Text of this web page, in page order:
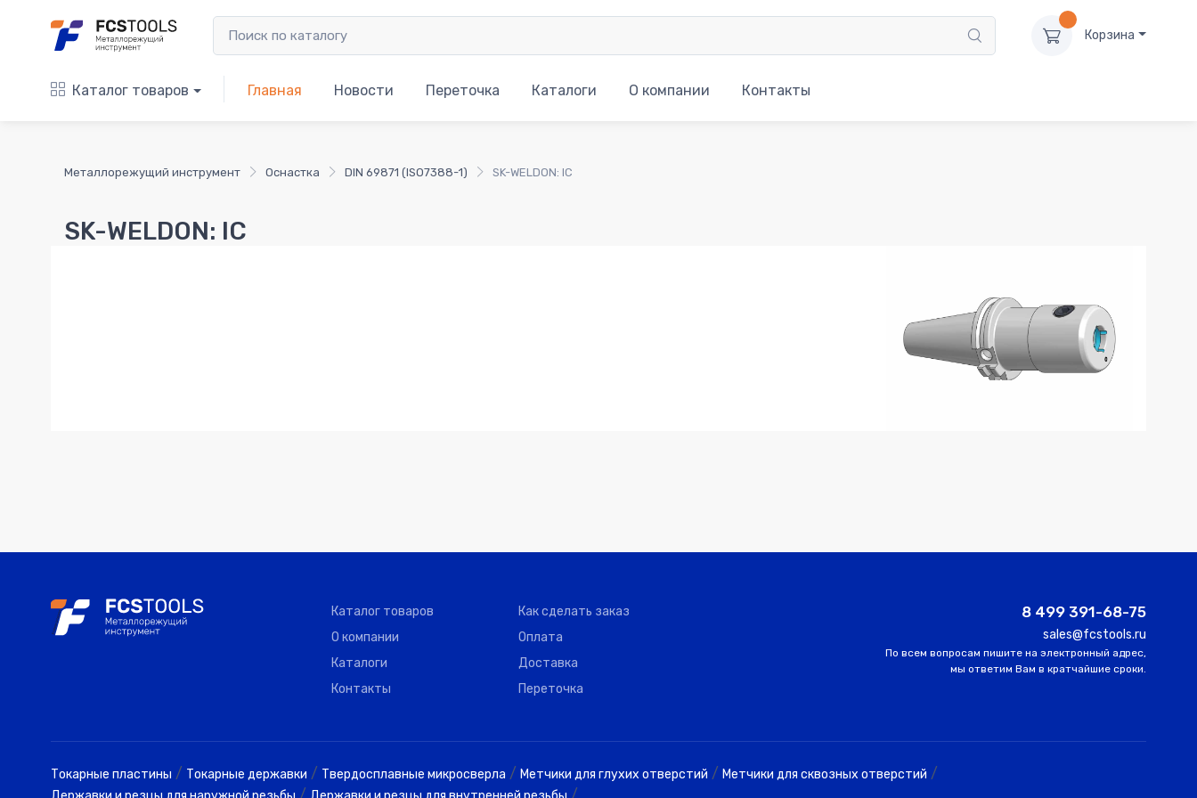
Корзина
Каталог товаров Главная Новости Переточка Каталоги О компании Контакты
Металлорежущий инструмент Оснастка DIN 69871 (ISO7388-1) SK-WELDON: IC
SK-WELDON: IC
Каталог товаров
О компании
Каталоги
Контакты
Как сделать заказ
Оплата
Доставка
Переточка
8 499 391-68-75
sales@fcstools.ru
По всем вопросам пишите на электронный адрес,
мы ответим Вам в кратчайшие сроки.
Токарные пластины / Токарные державки / Твердосплавные микросверла / Метчики для глухих отверстий / Метчики для сквозных отверстий /